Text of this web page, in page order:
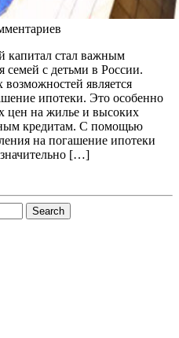
капитал стал важным
с детьми в России.
является
ипотеки. Это особенно
цен на жилье и высоких
кредитам. С помощью
на погашение ипотеки
[…]
Search